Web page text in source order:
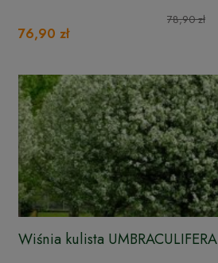
78,90 zł
76,90 zł
Wiśnia kulista UMBRACULIFERA